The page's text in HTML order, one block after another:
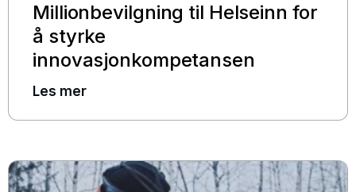
Millionbevilgning til Helseinn for
å styrke
innovasjonkompetansen
Les mer